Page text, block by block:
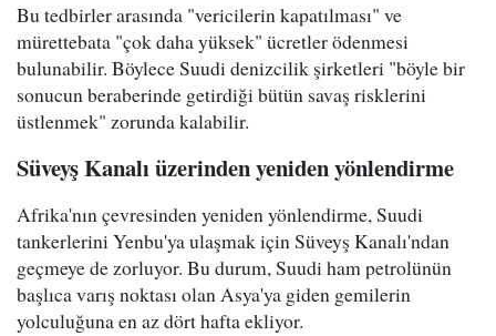
Bu tedbirler arasında "vericilerin kapatılması" ve
mürettebata "çok daha yüksek" ücretler ödenmesi
bulunabilir. Böylece Suudi denizcilik şirketleri "böyle bir
sonucun beraberinde getirdiği bütün savaş risklerini
üstlenmek" zorunda kalabilir.
Süveyş Kanalı üzerinden yeniden yönlendirme
Afrika'nın çevresinden yeniden yönlendirme, Suudi
tankerlerini Yenbu'ya ulaşmak için Süveyş Kanalı'ndan
geçmeye de zorluyor. Bu durum, Suudi ham petrolünün
başlıca varış noktası olan Asya'ya giden gemilerin
yolculuğuna en az dört hafta ekliyor.